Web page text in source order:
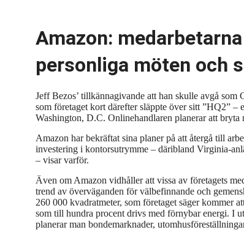
Amazon:
personliga möten och
Jeff Bezos’ tillkännagivande att han skulle avgå
som företaget kort därefter släppte över sitt ”HQ2” –
Washington, D.C. Onlinehandlaren planerar att bryta
Amazon har bekräftat sina planer på att återgå till
investering i kontorsutrymme – däribland Virginia-
– visar varför.
Även om Amazon vidhåller att vissa av företagets
trend av överväganden för välbefinnande och
260 000 kvadratmeter, som företaget säger kommer
som till hundra procent drivs med förnybar energi. I
planerar man bondemarknader,